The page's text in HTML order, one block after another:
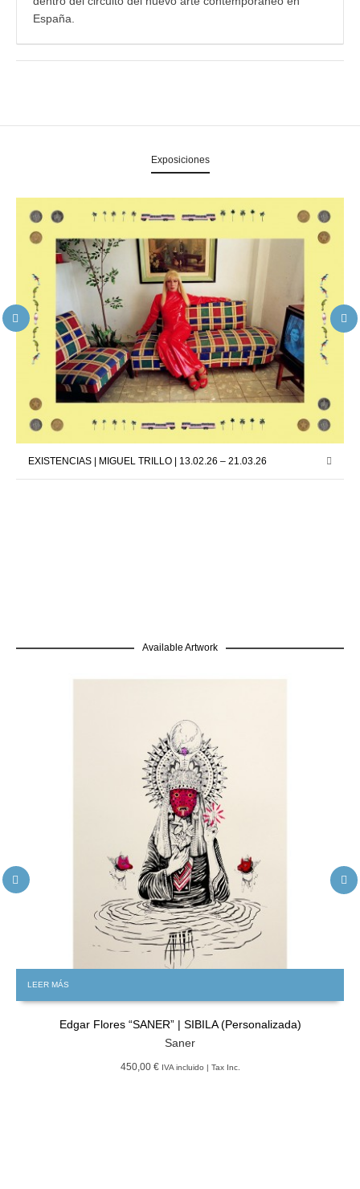
España.
Exposiciones
EXISTENCIAS | MIGUEL TRILLO | 13.02.26 – 21.03.26
Available Artwork
LEER MÁS
Edgar Flores “SANER” | SIBILA (Personalizada)
Saner
450,00 € IVA incluido | Tax Inc.